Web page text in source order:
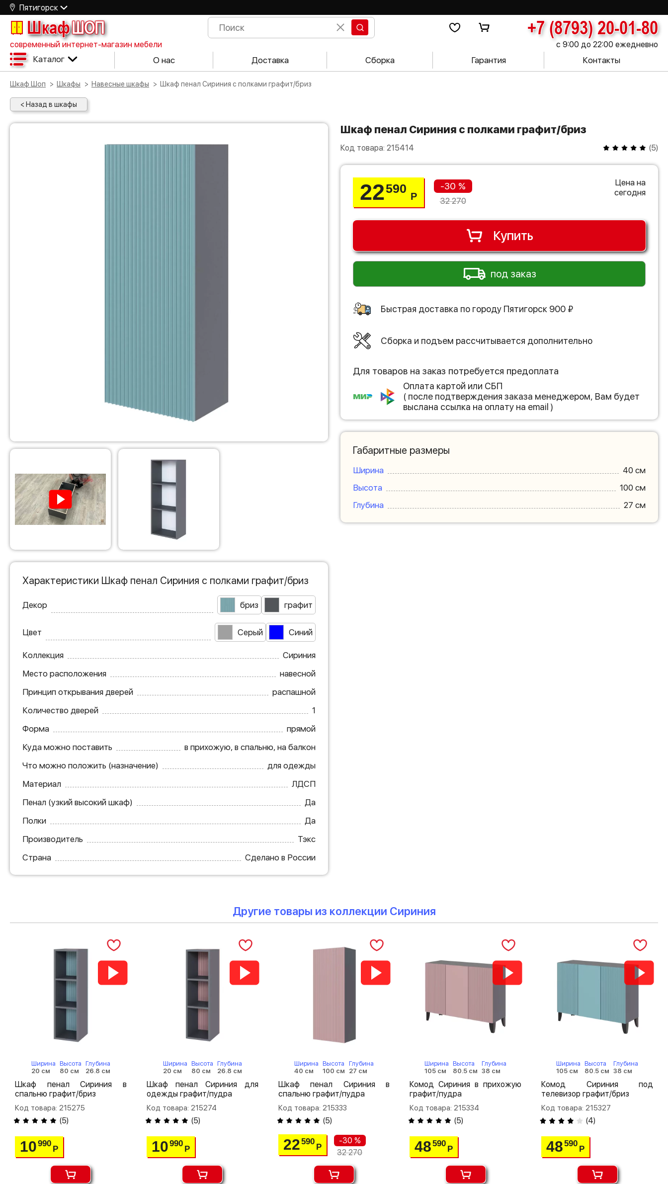
Пятигорск
ШкафШОП +7 (8793) 20-01-80
современный интернет-магазин мебели с 9:00 до 22:00 ежедневно
Каталог О нас Доставка Сборка Гарантия Контакты
Шкаф Шоп Шкафы Навесные шкафы Шкаф пенал Сириния с полками графит/бриз
< Назад в шкафы
Шкаф пенал Сириния с полками графит/бриз
Код товара: 215414 (5)
22590
Р
-30 %
32 270
Цена на
сегодня
Купить
под заказ
Быстрая доставка по городу Пятигорск 900 ₽
Сборка и подъем рассчитывается дополнительно
Для товаров на заказ потребуется предоплата
Оплата картой или СБП
( после подтверждения заказа менеджером, Вам будет
выслана ссылка на оплату на email )
Габаритные размеры
Ширина
40 см
Высота
100 см
Глубина
27 см
Характеристики Шкаф пенал Сириния с полками графит/бриз
Декор бриз графит
Цвет Серый Синий
Коллекция
Сириния
Место расположения
навесной
Принцип открывания дверей
распашной
Количество дверей
1
Форма
прямой
Куда можно поставить
в прихожую, в спальню, на балкон
Что можно положить (назначение)
для одежды
Материал
ЛДСП
Пенал (узкий высокий шкаф)
Да
Полки
Да
Производитель
Тэкс
Страна
Сделано в России
Другие товары из коллекции Сириния
Ширина
20 см
Высота
80 см
Глубина
26.8 см
Шкаф пенал Сириния в
спальню графит/бриз
Код товара: 215275
(5)
10990
Р
Ширина
20 см
Высота
80 см
Глубина
26.8 см
Шкаф пенал Сириния для
одежды графит/пудра
Код товара: 215274
(5)
10990
Р
Ширина
40 см
Высота
100 см
Глубина
27 см
Шкаф пенал Сириния в
спальню графит/пудра
Код товара: 215333
(5)
22590
Р
-30 %
32 270
Ширина
105 см
Высота
80.5 см
Глубина
38 см
Комод Сириния в прихожую
графит/пудра
Код товара: 215334
(5)
48590
Р
Ширина
105 см
Высота
80.5 см
Глубина
38 см
Комод Сириния под
телевизор графит/бриз
Код товара: 215327
(4)
48590
Р